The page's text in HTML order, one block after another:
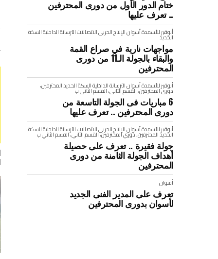
ختام الدور الأول من دورى المحترفين
.. تعرف عليها
أبوقير للأسمدةأسوانالإنتاج الحربيالاتصالاتالترسانةالداخليةالسكة
الحديد
مواجهات نارية في صراع القمة
والبقاء بالجولة الـ11 من دورى
المحترفين
أبوقير للأسمدةأسوانالترسانةالداخليةالسكة الحديدالمحترفين،
دوري المحترفين، القسم الثاني، القسم الثاني ب
6 مباريات فى الجولة التاسعة من
دورى المحترفين .. تعرف عليها
أبوقير للأسمدةأسوانالإنتاج الحربيالاتصالاتالترسانةالداخليةالسكة
الحديدالمحترفين، دوري المحترفين، القسم الثاني، القسم الثاني ب
جولة فقيرة .. تعرف على حصيلة
أهداف الجولة الثامنة من دورى
المحترفين
أسوان
تعرف على المدير الفنى الجديد
لأسوان بدورى المحترفين